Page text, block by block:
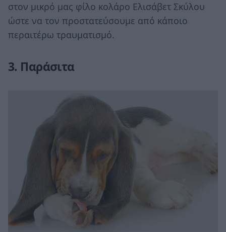
στον μικρό μας φίλο κολάρο Ελισάβετ Σκύλου
ώστε να τον προστατεύσουμε από κάποιο
περαιτέρω τραυματισμό.
3. Παράσιτα